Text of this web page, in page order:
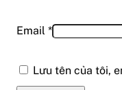
Email *
Lưu tên của tôi,